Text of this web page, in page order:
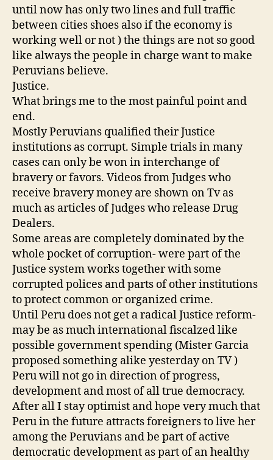
until now has only two lines and full traffic
between cities shoes also if the economy is
working well or not ) the things are not so good
like always the people in charge want to make
Peruvians believe.
Justice.
What brings me to the most painful point and
end.
Mostly Peruvians qualified their Justice
institutions as corrupt. Simple trials in many
cases can only be won in interchange of
bravery or favors. Videos from Judges who
receive bravery money are shown on Tv as
much as articles of Judges who release Drug
Dealers.
Some areas are completely dominated by the
whole pocket of corruption- were part of the
Justice system works together with some
corrupted polices and parts of other institutions
to protect common or organized crime.
Until Peru does not get a radical Justice reform-
may be as much international fiscalzed like
possible government spending (Mister Garcia
proposed something alike yesterday on TV )
Peru will not go in direction of progress,
development and most of all true democracy.
After all I stay optimist and hope very much that
Peru in the future attracts foreigners to live her
among the Peruvians and be part of active
democratic development as part of an healthy